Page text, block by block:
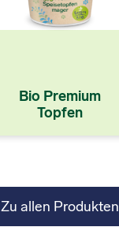
Bio Premium
Topfen
Zu allen Produkten